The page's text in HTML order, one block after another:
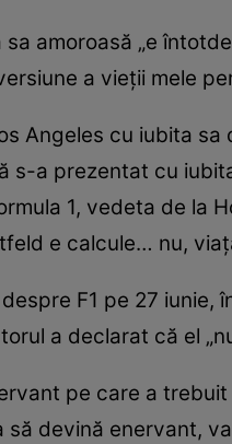
amoroasă „e
a vieții mele
Angeles cu iubita
s-a prezentat cu
1, vedeta de la
e calcule… nu,
F1 pe 27
a declarat că el
pe care a
să devină enervant,